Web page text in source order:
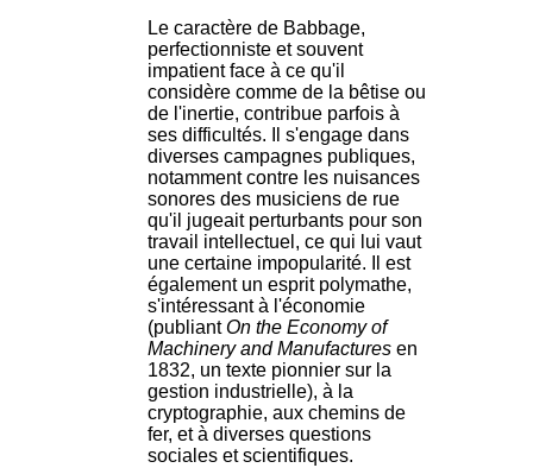
Le caractère de Babbage,
perfectionniste et souvent
impatient face à ce qu'il
considère comme de la bêtise ou
de l'inertie, contribue parfois à
ses difficultés. Il s'engage dans
diverses campagnes publiques,
notamment contre les nuisances
sonores des musiciens de rue
qu'il jugeait perturbants pour son
travail intellectuel, ce qui lui vaut
une certaine impopularité. Il est
également un esprit polymathe,
s'intéressant à l'économie
(publiantOn the Economy of
Machinery and Manufactures en
1832, un texte pionnier sur la
gestion industrielle), à la
cryptographie, aux chemins de
fer, et à diverses questions
sociales et scientifiques.